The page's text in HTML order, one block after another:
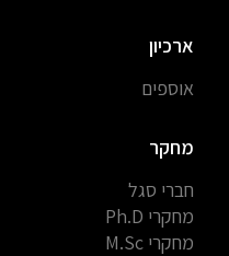
ארכיון
אוספים
מחקר
חברי סגל
מחקרי Ph.D
מחקרי M.Sc